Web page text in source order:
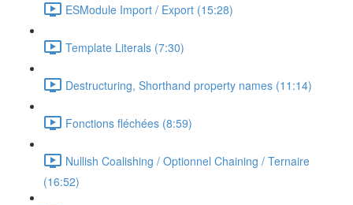
ESModule Import / Export (15:28)
Template Literals (7:30)
Destructuring, Shorthand property names (11:14)
Fonctions fléchées (8:59)
Nullish Coalishing / Optionnel Chaining / Ternaire
(16:52)